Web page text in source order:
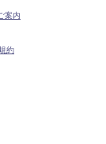
案内
約